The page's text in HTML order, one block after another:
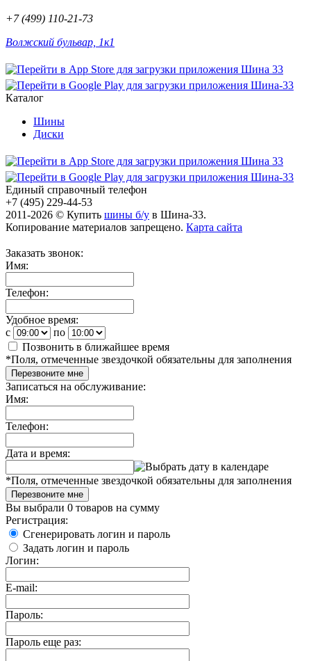
+7 (499) 110-21-73
Волжский бульвар, 1к1
Каталог
Шины
Диски
Единый справочный телефон
+7 (495) 229-44-53
2011-2026 © Купить шины б/у в Шина-33.
Копирование материалов запрещено. Карта сайта
Заказать звонок:
Имя:
Телефон:
Удобное время:
c
по
Позвонить в ближайшее время
*Поля, отмеченные звездочкой обязательны для заполнения
Перезвоните мне
Записаться на обслуживание:
Имя:
Телефон:
Дата и время:
*Поля, отмеченные звездочкой обязательны для заполнения
Перезвоните мне
Вы выбрали 0 товаров на сумму
Регистрация:
Сгенерировать логин и пароль
Задать логин и пароль
Логин:
E-mail:
Пароль:
Пароль еще раз: